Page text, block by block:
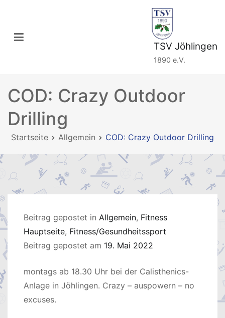
springen
TSV Jöhlingen
1890 e.V.
COD: Crazy Outdoor
Drilling
Startseite Allgemein COD: Crazy Outdoor Drilling
Beitrag gepostet in Allgemein, Fitness
Hauptseite, Fitness/Gesundheitssport
Beitrag gepostet am 19. Mai 2022
montags ab 18.30 Uhr bei der Calisthenics-
Anlage in Jöhlingen. Crazy – auspowern – no
excuses.